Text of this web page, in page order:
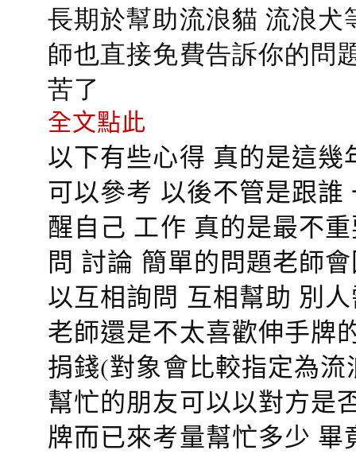
長期於幫助流浪貓 流浪
師也直接免費告訴你的問
苦了
全文點此
以下有些心得 真的是這
可以參考 以後不管是跟
醒自己 工作 真的是最不
問 討論 簡單的問題老師
以互相詢問 互相幫助 別
老師還是不太喜歡伸手牌
捐錢(對象會比較指定為
幫忙的朋友可以以對方是
牌而已來考量幫忙多少